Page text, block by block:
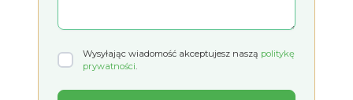
Wysyłając wiadomość akceptujesz naszą politykę
prywatności.